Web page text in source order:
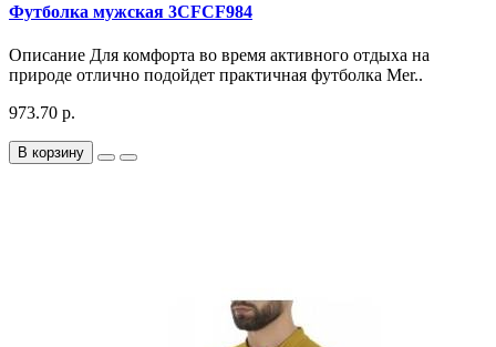
Футболка мужская 3CFCF984
Описание Для комфорта во время активного отдыха на
природе отлично подойдет практичная футболка Mer..
973.70 р.
В корзину